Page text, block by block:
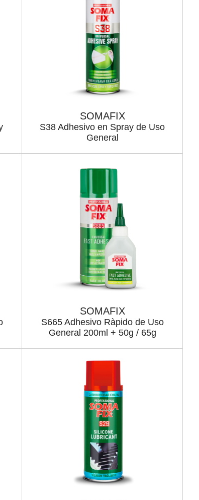
SOMAFIX
S38 Adhesivo en Spray de Uso
General
SOMAFIX
S665 Adhesivo Ràpido de Uso
General 200ml + 50g / 65g